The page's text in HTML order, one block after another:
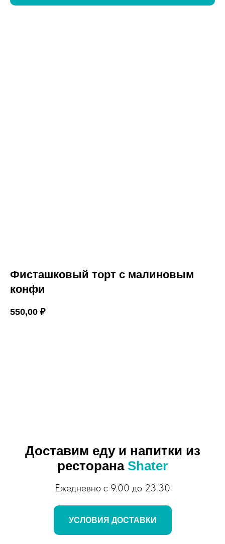
Фисташковый торт с малиновым
конфи
550,00 ₽
Доставим еду и напитки из
ресторана Shater
Ежедневно с 9.00 до 23.30
УСЛОВИЯ ДОСТАВКИ